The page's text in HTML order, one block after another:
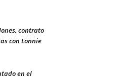
contrato
con Lonnie
en el